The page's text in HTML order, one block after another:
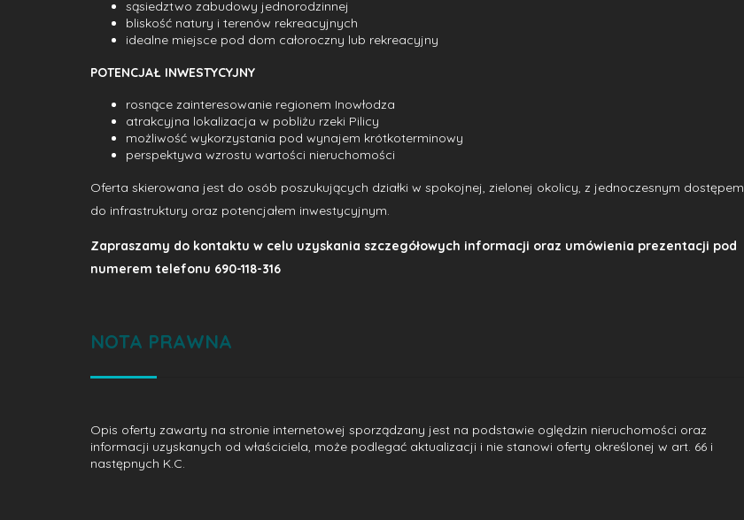
sąsiedztwo zabudowy jednorodzinnej
bliskość natury i terenów rekreacyjnych
idealne miejsce pod dom całoroczny lub rekreacyjny
POTENCJAŁ INWESTYCYJNY
rosnące zainteresowanie regionem Inowłodza
atrakcyjna lokalizacja w pobliżu rzeki Pilicy
możliwość wykorzystania pod wynajem krótkoterminowy
perspektywa wzrostu wartości nieruchomości
Oferta skierowana jest do osób poszukujących działki w spokojnej, zielonej okolicy, z jednoczesnym dostępem
do infrastruktury oraz potencjałem inwestycyjnym.
Zapraszamy do kontaktu w celu uzyskania szczegółowych informacji oraz umówienia prezentacji pod
numerem telefonu 690-118-316
NOTA PRAWNA
Opis oferty zawarty na stronie internetowej sporządzany jest na podstawie oględzin nieruchomości oraz
informacji uzyskanych od właściciela, może podlegać aktualizacji i nie stanowi oferty określonej w art. 66 i
następnych K.C.